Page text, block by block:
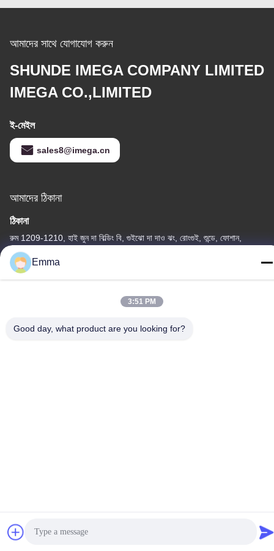
আমাদের সাথে যোগাযোগ করুন
SHUNDE IMEGA COMPANY LIMITED
IMEGA CO.,LIMITED
ই-মেইল
sales8@imega.cn
আমাদের ঠিকানা
ঠিকানা
রুম 1209-1210, হাই জুন দা বিল্ডিং বি, গুইঝো দা দাও ঝং, রোংগুই, শুন্ডে, ফোশান,
গুয়াংডং, চীন
টেল
Emma
3:51 PM
Good day, what product are you looking for?